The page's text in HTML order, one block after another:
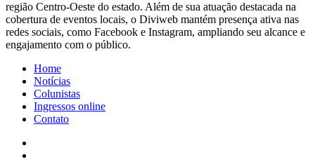
região Centro-Oeste do estado. Além de sua atuação destacada na
cobertura de eventos locais, o Diviweb mantém presença ativa nas
redes sociais, como Facebook e Instagram, ampliando seu alcance e
engajamento com o público.
Home
Notícias
Colunistas
Ingressos online
Contato